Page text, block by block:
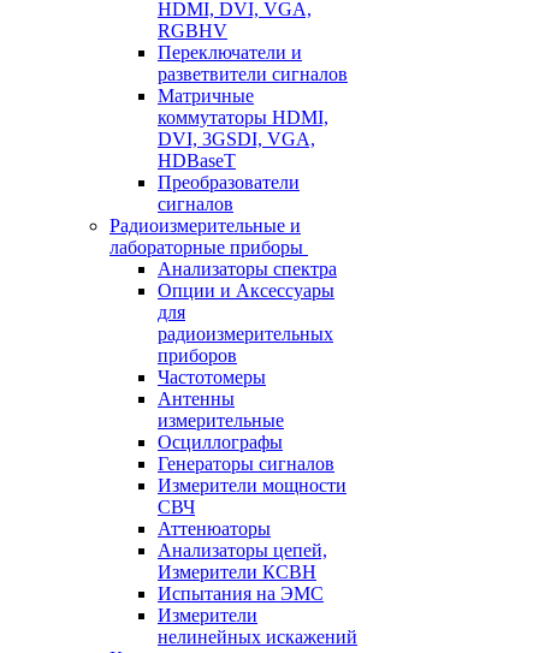
HDMI, DVI, VGA,
RGBHV
Переключатели и
разветвители сигналов
Матричные
коммутаторы HDMI,
DVI, 3GSDI, VGA,
HDBaseT
Преобразователи
сигналов
Радиоизмерительные и
лабораторные приборы
Анализаторы спектра
Опции и Аксессуары
для
радиоизмерительных
приборов
Частотомеры
Антенны
измерительные
Осциллографы
Генераторы сигналов
Измерители мощности
СВЧ
Аттенюаторы
Анализаторы цепей,
Измерители КСВН
Испытания на ЭМС
Измерители
нелинейных искажений